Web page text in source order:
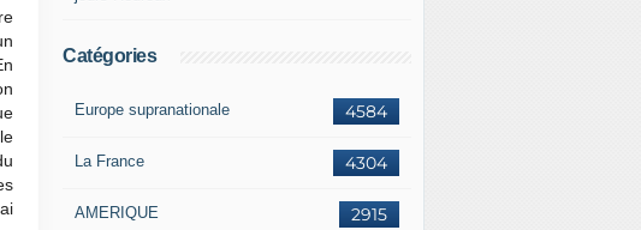
Catégories
4584
Europe supranationale
4304
La France
2915
AMERIQUE